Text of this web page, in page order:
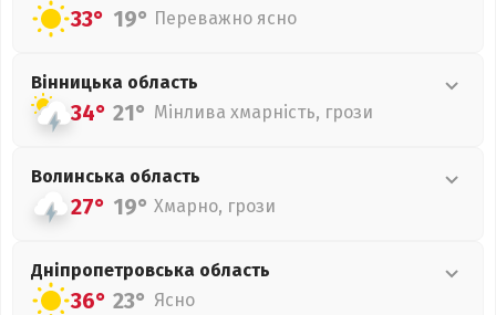
33° 19° Переважно ясно
Вінницька область
34° 21° Мінлива хмарність, грози
Волинська область
27° 19° Хмарно, грози
Дніпропетровська область
36° 23° Ясно